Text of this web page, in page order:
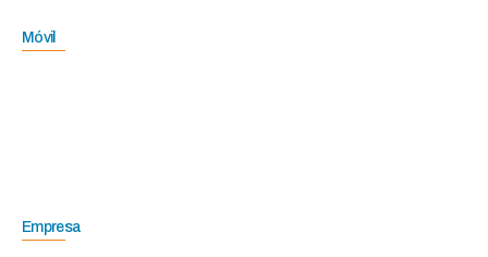
Móvil
Empresa